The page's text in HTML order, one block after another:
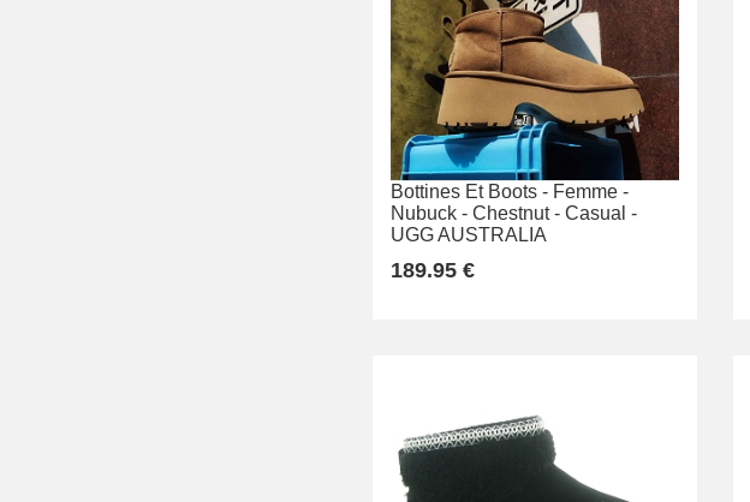
Bottines Et Boots - Femme -
Nubuck - Chestnut - Casual -
UGG AUSTRALIA
189.95 €